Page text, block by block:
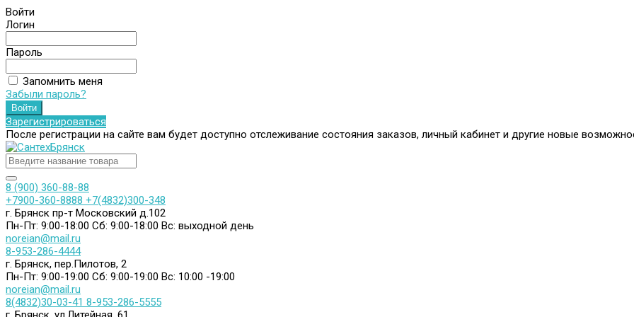
Войти
Логин
Пароль
Запомнить меня
Забыли пароль?
Зарегистрироваться
После регистрации на сайте вам будет доступно отслеживание состояния заказов, личный кабинет и другие новые
8 (900) 360-88-88
+7900-360-8888 +7(4832)300-348
г. Брянск пр-т Московский д.102
Пн-Пт: 9:00-18:00 Сб: 9:00-18:00 Вс: выходной день
noreian@mail.ru
8-953-286-4444
г. Брянск, пер.Пилотов, 2
Пн-Пт: 9:00-19:00 Сб: 9:00-19:00 Вс: 10:00 -19:00
noreian@mail.ru
8(4832)30-03-41 8-953-286-5555